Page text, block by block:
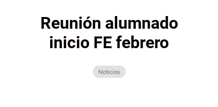
Reunión alumnado
inicio FE febrero
Noticias